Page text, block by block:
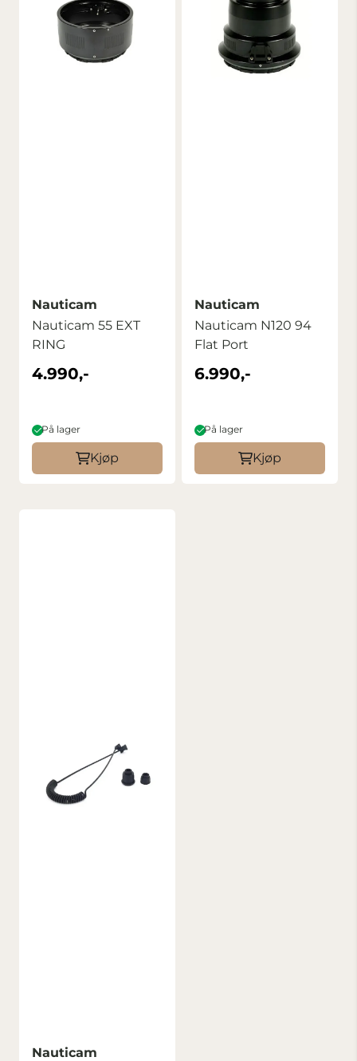
Nauticam
Nauticam 55 EXT
RING
4.990,-
På lager
Kjøp
Nauticam
Nauticam N120 94
Flat Port
6.990,-
På lager
Kjøp
Nauticam